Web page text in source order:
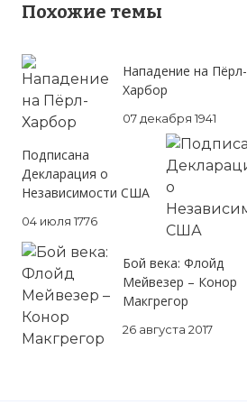
Похожие темы
Нападение на Пёрл-
Харбор
07 декабря 1941
Подписана
Декларация о
Независимости США
04 июля 1776
Бой века: Флойд
Мейвезер – Конор
Макгрегор
26 августа 2017